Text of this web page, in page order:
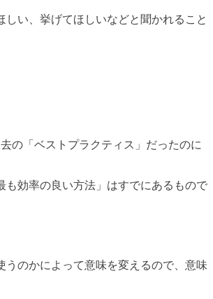
い、挙げてほしいなどと聞かれること
の「ベストプラクティス」だったのに
も効率の良い方法」はすでにあるもので
のかによって意味を変えるので、意味